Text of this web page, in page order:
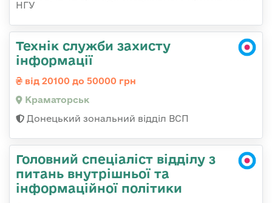
НГУ
Технік служби захисту
інформації
від 20100 до 50000 грн
Краматорськ
Донецький зональний відділ ВСП
Головний спеціаліст відділу з
питань внутрішньої та
інформаційної політики